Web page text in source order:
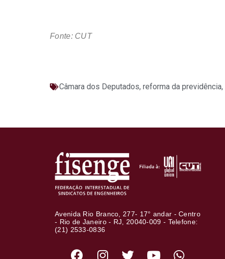
Fonte: CUT
Câmara dos Deputados, reforma da previdência,
Avenida Rio Branco, 277- 17° andar - Centro
- Rio de Janeiro - RJ, 20040-009 - Telefone:
(21) 2533-0836